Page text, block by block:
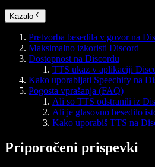
Kazalo
Pretvorba besedila v govor na
Maksimalno izkoristi Discord
Dostopnost na Discordu
TTS ukaz v aplikaciji
Kako uporabljati Speechify na
Pogosta vprašanja (FAQ)
Ali so TTS odstranili iz
Ali je glasovno besedilo
Kako uporabiš TTS na
Priporočeni prispevki